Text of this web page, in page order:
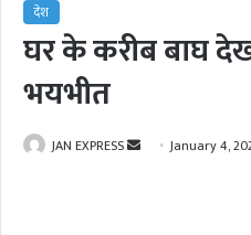
देश
घर के करीब बाघ
भयभीत
JAN EXPRESS January 4,